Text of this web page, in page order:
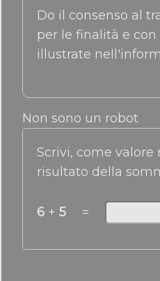
Do il consenso al
per le finalità e
illustrate
Non sono un robot
Scrivi, come valore
risultato della
6 + 5 =